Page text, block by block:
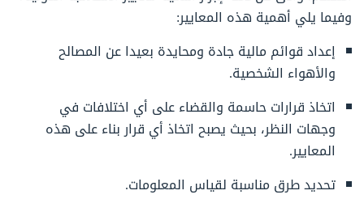
وفيما يلي أهمية هذه المعايير:
إعداد قوائم مالية جادة ومحايدة بعيدا عن المصالح
والأهواء الشخصية.
اتخاذ قرارات حاسمة والقضاء على أي اختلافات في
وجهات النظر، بحيث يصبح اتخاذ أي قرار بناء على هذه
المعايير.
تحديد طرق مناسبة لقياس المعلومات.​